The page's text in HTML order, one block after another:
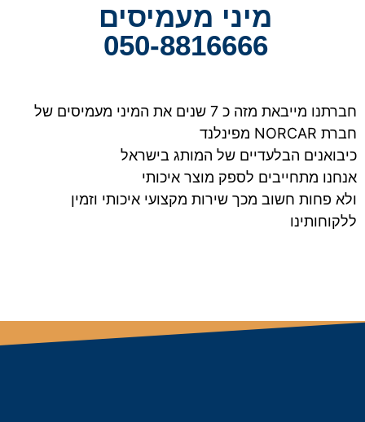
מיני מעמיסים
050-8816666
חברתנו מייבאת מזה כ 7 שנים את המיני מעמיסים של
חברת NORCAR מפינלנד
כיבואנים הבלעדיים של המותג בישראל
אנחנו מתחייבים לספק מוצר איכותי
ולא פחות חשוב מכך שירות מקצועי איכותי וזמין
ללקוחותינו